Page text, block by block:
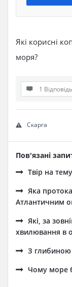
Які корисні
моря?
1 Відповідь
Скарга
Пов'язані
Твір на
Яка
Атлантичним
Які, за
хвилювання в
З глибиною
Чому море